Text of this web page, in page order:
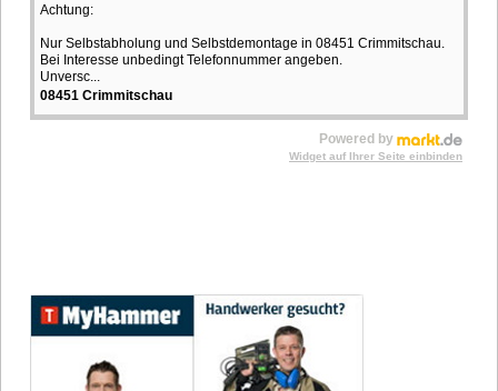
Achtung:
Nur Selbstabholung und Selbstdemontage in 08451 Crimmitschau.
Bei Interesse unbedingt Telefonnummer angeben.
Unversc...
08451 Crimmitschau
Powered by
Widget auf Ihrer Seite einbinden